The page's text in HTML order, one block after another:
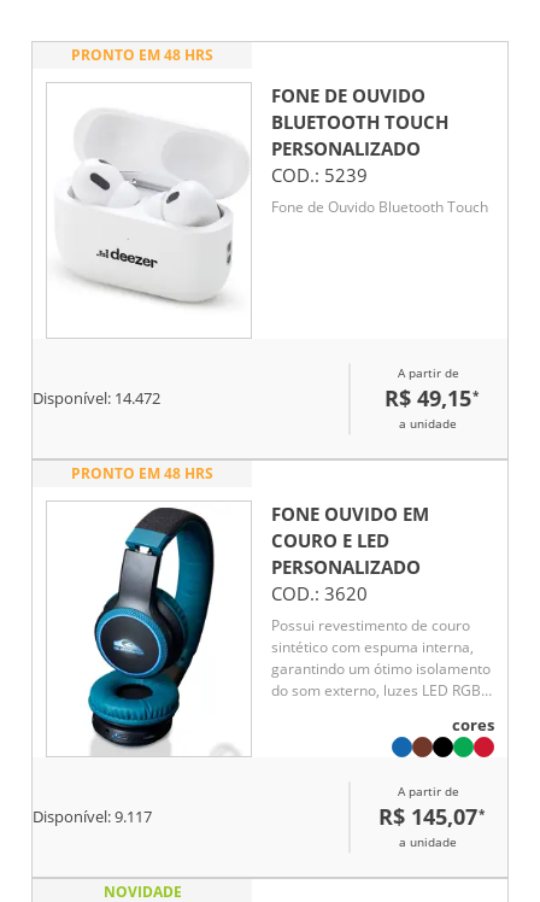
PRONTO EM 48 HRS
FONE DE OUVIDO
BLUETOOTH TOUCH
PERSONALIZADO
COD.: 5239
Fone de Ouvido Bluetooth Touch
Disponível: 14.472
A partir de
R$ 49,15*
a unidade
PRONTO EM 48 HRS
FONE OUVIDO EM
COURO E LED
PERSONALIZADO
COD.: 3620
Possui revestimento de couro
sintético com espuma interna,
garantindo um ótimo isolamento
do som externo, luzes LED RGB,
regulável, permitindo que o fone
seja guardado de maneira
tecido na parte superior da
hastes, microfone para
atendimento de chamadas,
– no corpo do fone. Executa nos
cores
Disponível:9.117
A partir de
R$ 145,07*
a unidade
NOVIDADE